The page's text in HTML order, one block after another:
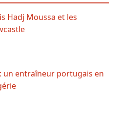
Hadj Moussa et les
: un entraîneur portugais en